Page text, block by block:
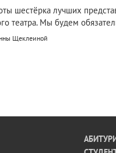
шестёрка лучших
театра. Мы будем
Щеклеиной